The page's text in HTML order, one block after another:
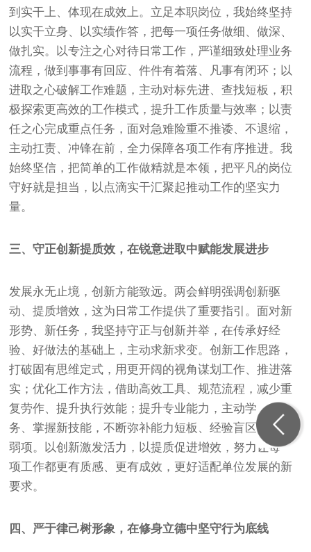
到实干上、体现在成效上。立足本职岗位，我始终坚持
以实干立身、以实绩作答，把每一项任务做细、做深、
做扎实。以专注之心对待日常工作，严谨细致处理业务
流程，做到事事有回应、件件有着落、凡事有闭环；以
进取之心破解工作难题，主动对标先进、查找短板，积
极探索更高效的工作模式，提升工作质量与效率；以责
任之心完成重点任务，面对急难险重不推诿、不退缩，
主动扛责、冲锋在前，全力保障各项工作有序推进。我
始终坚信，把简单的工作做精就是本领，把平凡的岗位
守好就是担当，以点滴实干汇聚起推动工作的坚实力
量。
三、守正创新提质效，在锐意进取中赋能发展进步
发展永无止境，创新方能致远。两会鲜明强调创新驱
动、提质增效，这为日常工作提供了重要指引。面对新
形势、新任务，我坚持守正与创新并举，在传承好经
验、好做法的基础上，主动求新求变。创新工作思路，
打破固有思维定式，用更开阔的视角谋划工作、推进落
实；优化工作方法，借助高效工具、规范流程，减少重
复劳作、提升执行效能；提升专业能力，主动学习新业
务、掌握新技能，不断弥补能力短板、经验盲区、本领
弱项。以创新激发活力，以提质促进增效，努力让每一
项工作都更有质感、更有成效，更好适配单位发展的新
要求。
四、严于律己树形象，在修身立德中坚守行为底线